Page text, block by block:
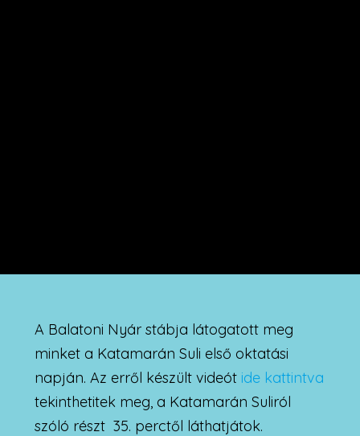
A Balatoni Nyár stábja látogatott meg
minket a Katamarán Suli első oktatási
napján. Az erről készült videót ide kattintva
tekinthetitek meg, a Katamarán Suliról
szóló részt 35. perctől láthatjátok.